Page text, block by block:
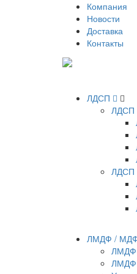
Компания
Новости
Доставка
Контакты
ЛДСП
ЛДСП
ЛДСП
ЛМДФ /
ЛМДФ
ЛМДФ